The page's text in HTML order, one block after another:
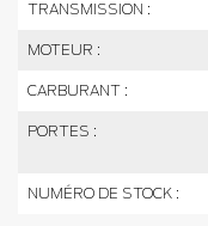
TRANSMISSION :
MOTEUR :
CARBURANT :
PORTES :
NUMÉRO DE STOCK :